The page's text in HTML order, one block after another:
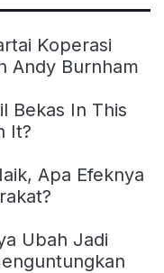
Koperasi
Andy Burnham
Bekas In This
It?
Apa Efeknya
Ubah Jadi